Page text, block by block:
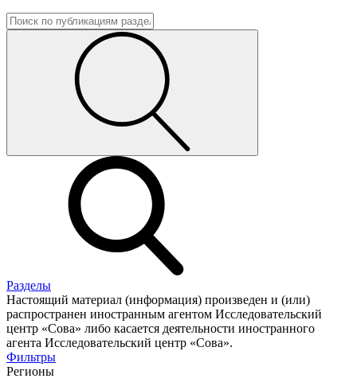
Разделы
Настоящий материал (информация) произведен и (или)
распространен иностранным агентом Исследовательский
центр «Сова» либо касается деятельности иностранного
агента Исследовательский центр «Сова».
Фильтры
Регионы